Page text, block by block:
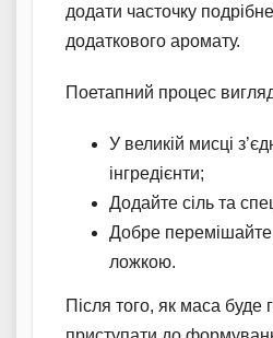
додати часточку
додаткового аромату.
Поетапний процес
У великій мисці
інгредієнти;
Додайте сіль та
Добре
ложкою.
Після того, як маса буде